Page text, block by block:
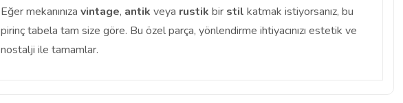
Eğer mekanınıza vintage, antik veya rustik bir stil katmak istiyorsanız, bu
pirinç tabela tam size göre. Bu özel parça, yönlendirme ihtiyacınızı estetik ve
nostalji ile tamamlar.